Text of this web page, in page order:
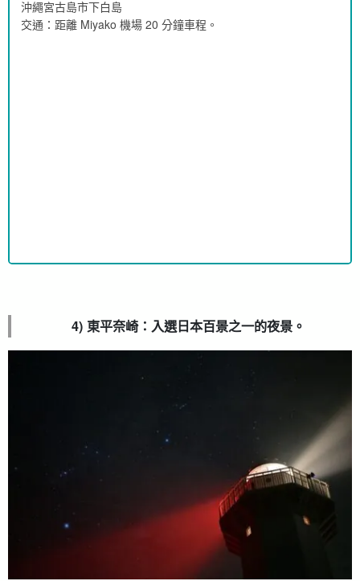
沖繩宮古島市下白島
交通：距離 Miyako 機場 20 分鐘車程。
4) 東平奈崎：入選日本百景之一的夜景。